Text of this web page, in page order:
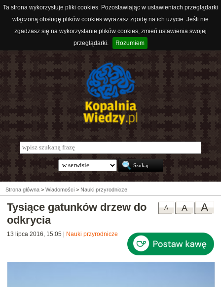
Ta strona wykorzystuje pliki cookies. Pozostawiając w ustawieniach przeglądarki
włączoną obsługę plików cookies wyrażasz zgodę na ich użycie. Jeśli nie
zgadzasz się na wykorzystanie plików cookies, zmień ustawienia swojej
przeglądarki.
Rozumiem
Strona główna > Wiadomości > Nauki przyrodnicze
A
A
A
Tysiące gatunków drzew do
odkrycia
13 lipca 2016, 15:05 Nauki przyrodnicze